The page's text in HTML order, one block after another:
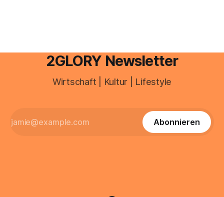
2GLORY Newsletter
Wirtschaft | Kultur | Lifestyle
Abonnieren